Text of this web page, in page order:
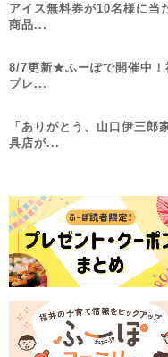
アイス無料券が10名様に当
商品...
8/7更新★ふーぽで開催中！
プレ...
「ありがとう、山口伊三郎
具店が...